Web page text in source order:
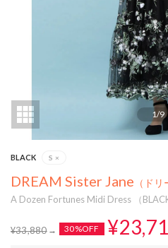
1/9
BLACK S ×
DREAM Sister Jane （ド
A Dozen Fortunes Midi Dress （BLACK
¥33,880 30%OFF